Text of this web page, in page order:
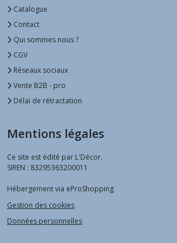
Catalogue
Contact
Qui sommes nous ?
CGV
Réseaux sociaux
Vente B2B - pro
Délai de rétractation
Mentions légales
Ce site est édité par L'Décor.
SIREN : 83295363200011
Hébergement via eProShopping
Gestion des cookies
Données personnelles